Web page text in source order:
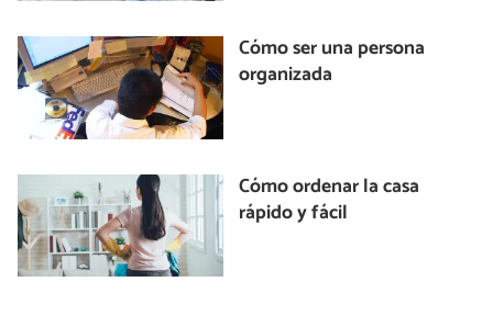
Cómo ser una persona
organizada
Cómo ordenar la casa
rápido y fácil